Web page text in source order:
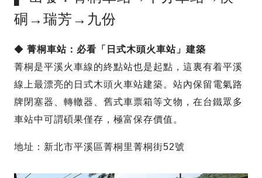
硐→瑞芳→九份
◆ 菁桐車站：必看「日式木頭火車站」建築
菁桐是平溪火車線的終點站也是起點，這裏有着平溪
線上最漂亮的日式木頭火車站建築。站內保留電氣路
牌閉塞器、轉轍器、舊式車票箱等文物，在台鐵眾多
車站中可謂碩果僅存，極富保存價值。
地址：新北市平溪區菁桐里菁桐街52號